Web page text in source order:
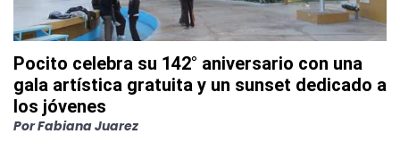
Pocito celebra su 142° aniversario con una
gala artística gratuita y un sunset dedicado a
los jóvenes
PorFabiana Juarez